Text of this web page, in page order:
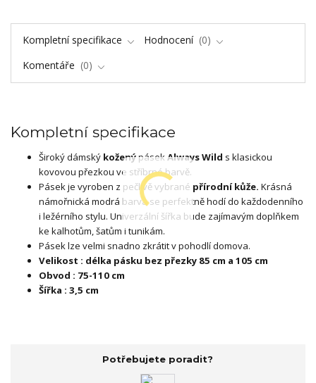
Kompletní specifikace Hodnocení
0
Komentáře
0
Kompletní specifikace
Široký dámský koženýpásek Always Wild s klasickou
kovovou přezkou ve stříbrné barvě.
Pásek je vyroben z pečlivě vybrané přírodní kůže. Krásná
námořnická modrá barva se perfektně hodí do každodenního
i ležérního stylu. Univerzální šířka bude zajímavým doplňkem
ke kalhotům, šatům i tunikám.
Pásek lze velmi snadno zkrátit v pohodlí domova.
Velikost : délka pásku bez přezky 85 cm a 105 cm
Obvod : 75-110 cm
Šířka : 3,5 cm
Potřebujete poradit?